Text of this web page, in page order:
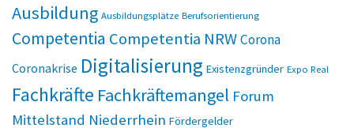
Ausbildung Ausbildungsplätze Berufsorientierung
Competentia Competentia NRWCorona
Coronakrise Digitalisierung Existenzgründer Expo Real
Fachkräfte Fachkräftemangel Forum
Mittelstand Niederrhein Fördergelder